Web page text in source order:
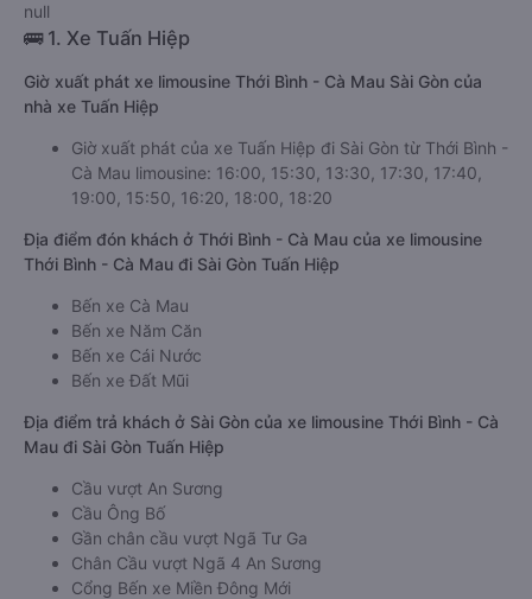
null
🚌 1. Xe Tuấn Hiệp
Giờ xuất phát xe limousine Thới Bình - Cà Mau Sài Gòn của
nhà xe Tuấn Hiệp
Giờ xuất phát của xe Tuấn Hiệp đi Sài Gòn từ Thới Bình -
Cà Mau limousine: 16:00, 15:30, 13:30, 17:30, 17:40,
19:00, 15:50, 16:20, 18:00, 18:20
Địa điểm đón khách ở Thới Bình - Cà Mau của xe limousine
Thới Bình - Cà Mau đi Sài Gòn Tuấn Hiệp
Bến xe Cà Mau
Bến xe Năm Căn
Bến xe Cái Nước
Bến xe Đất Mũi
Địa điểm trả khách ở Sài Gòn của xe limousine Thới Bình - Cà
Mau đi Sài Gòn Tuấn Hiệp
Cầu vượt An Sương
Cầu Ông Bố
Gần chân cầu vượt Ngã Tư Ga
Chân Cầu vượt Ngã 4 An Sương
Cổng Bến xe Miền Đông Mới